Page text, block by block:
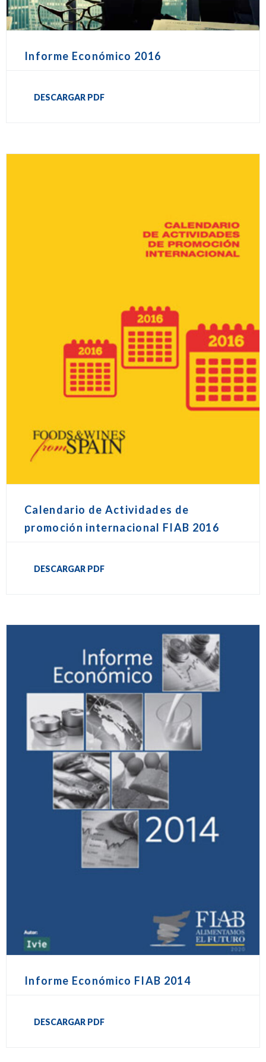
Informe Económico 2016
DESCARGAR PDF
Calendario de Actividades de
promoción internacional FIAB 2016
DESCARGAR PDF
Informe Económico FIAB 2014
DESCARGAR PDF